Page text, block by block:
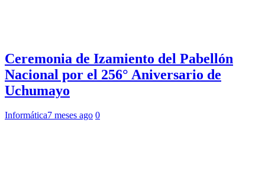
Ceremonia de Izamiento del Pabellón
Nacional por el 256° Aniversario de
Uchumayo
Informática7 meses ago 0